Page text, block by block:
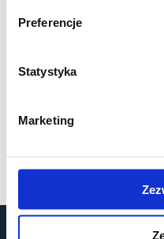
Preferencje
Statystyka
Marketing